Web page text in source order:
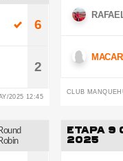
6
2
2025 12:45
CLUB
Round
Robin
ETAPA 9
2025